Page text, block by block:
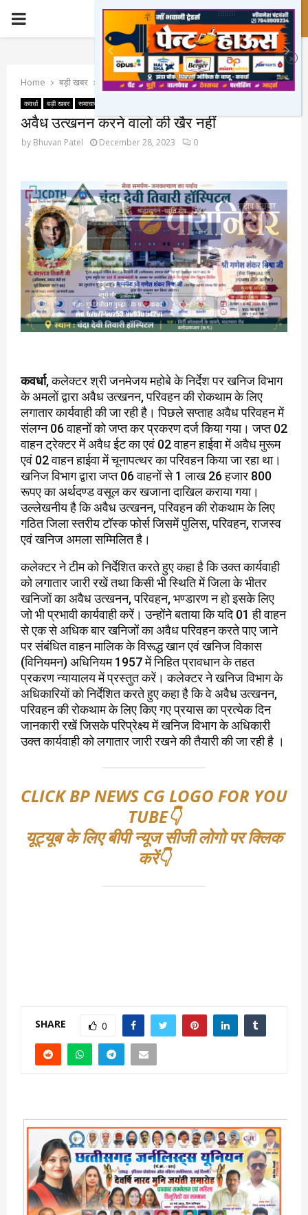
PRIMARY
Home बड़ी खबर अवैध उत्खनन करने वालो की खैर नहीं
कवर्धा बड़ी खबर समाचार
अवैध उत्खनन करने वालो की खैर नहीं
by Bhuvan Patel December 28, 2023 0
कवर्धा, कलेक्टर श्री जनमेजय महोबे के निर्देश पर खनिज विभाग
के अमलों द्वारा अवैध उत्खनन, परिवहन की रोकथाम के लिए
लगातार कार्यवाही की जा रही है। पिछले सप्ताह अवैध परिवहन में
संलग्न 06 वाहनों को जप्त कर प्रकरण दर्ज किया गया। जप्त 02
वाहन ट्रेक्टर में अवैध ईट का एवं 02 वाहन हाईवा में अवैध मुरूम
एवं 02 वाहन हाईवा में चूनापत्थर का परिवहन किया जा रहा था।
खनिज विभाग द्वारा जप्त 06 वाहनों से 1 लाख 26 हजार 800
रूपए का अर्थदण्ड वसूल कर खजाना दाखिल कराया गया।
उल्लेखनीय है कि अवैध उत्खनन, परिवहन की रोकथाम के लिए
गठित जिला स्तरीय टॉस्क फोर्स जिसमें पुलिस, परिवहन, राजस्व
एवं खनिज अमला सम्मिलित है।
कलेक्टर ने टीम को निर्देशित करते हुए कहा है कि उक्त कार्यवाही
को लगातार जारी रखें तथा किसी भी स्थिति में जिला के भीतर
खनिजों का अवैध उत्खनन, परिवहन, भण्डारण न हो इसके लिए
जो भी प्रभावी कार्यवाही करें। उन्होंने बताया कि यदि 01 ही वाहन
से एक से अधिक बार खनिजों का अवैध परिवहन करते पाए जाने
पर संबंधित वाहन मालिक के विरूद्ध खान एवं खनिज विकास
(विनियमन) अधिनियम 1957 में निहित प्रावधान के तहत
प्रकरण न्यायालय में प्रस्तुत करें। कलेक्टर ने खनिज विभाग के
अधिकारियों को निर्देशित करते हुए कहा है कि वे अवैध उत्खनन,
परिवहन की रोकथाम के लिए किए गए प्रयास का प्रत्येक दिन
जानकारी रखें जिसके परिप्रेक्ष्य में खनिज विभाग के अधिकारी
उक्त कार्यवाही को लगातार जारी रखने की तैयारी की जा रही है ।
CLICK BP NEWS CG LOGO FOR YOU
TUBE👇
यूट्यूब के लिए बीपी न्यूज सीजी लोगो पर क्लिक
करें👇
SHARE 0